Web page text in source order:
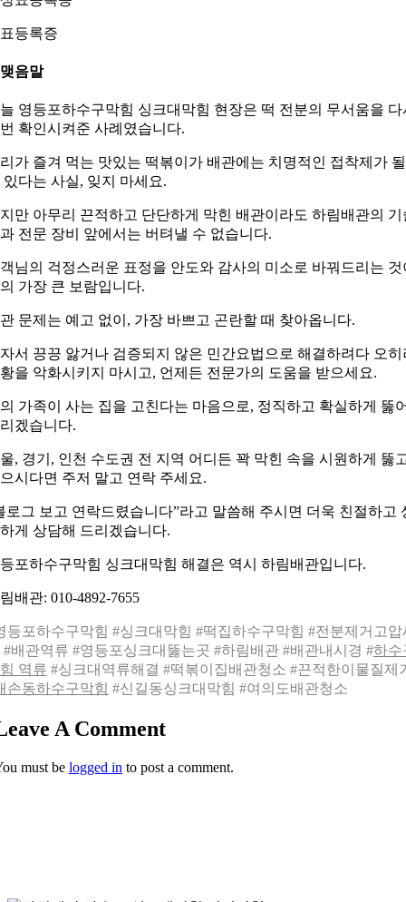
등록증
음말
영등포하수구막힘 싱크대막힘 현장은 떡 전분의 무서움을 다
확인시켜준 사례였습니다.
가 즐겨 먹는 맛있는 떡볶이가 배관에는 치명적인 접착제가 될
있다는 사실, 잊지 마세요.
만 아무리 끈적하고 단단하게 막힌 배관이라도 하림배관의 기
전문 장비 앞에서는 버텨낼 수 없습니다.
님의 걱정스러운 표정을 안도와 감사의 미소로 바꿔드리는 것
가장 큰 보람입니다.
문제는 예고 없이, 가장 바쁘고 곤란할 때 찾아옵니다.
서 끙끙 앓거나 검증되지 않은 민간요법으로 해결하려다 오히
을 악화시키지 마시고, 언제든 전문가의 도움을 받으세요.
가족이 사는 집을 고친다는 마음으로, 정직하고 확실하게 뚫
겠습니다.
, 경기, 인천 수도권 전 지역 어디든 꽉 막힌 속을 시원하게 뚫
시다면 주저 말고 연락 주세요.
로그 보고 연락드렸습니다”라고 말씀해 주시면 더욱 친절하고
게 상담해 드리겠습니다.
포하수구막힘 싱크대막힘 해결은 역시 하림배관입니다.
배관: 010-4892-7655
등포하수구막힘 #싱크대막힘 #떡집하수구막힘 #전분제거고압
#배관역류 #영등포싱크대뚫는곳 #하림배관 #배관내시경 #하수
역류 #싱크대역류해결 #떡볶이집배관청소 #끈적한이물질제
손동하수구막힘 #신길동싱크대막힘 #여의도배관청소
A Comment
must be logged in to post a comment.